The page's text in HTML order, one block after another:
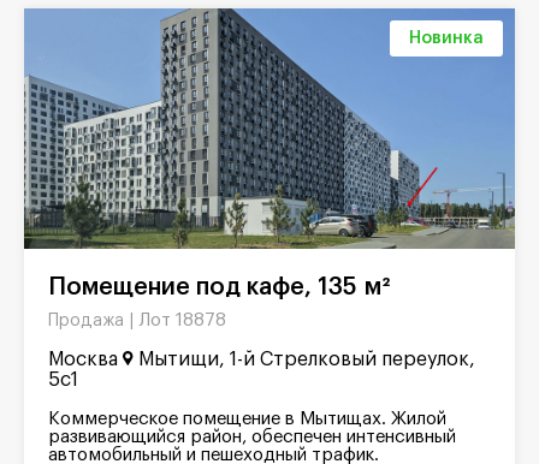
Новинка
Помещение под кафе, 135 м²
Продажа | Лот 18878
Москва
Мытищи, 1-й Стрелковый переулок,
5с1
Коммерческое помещение в Мытищах. Жилой
развивающийся район, обеспечен интенсивный
автомобильный и пешеходный трафик.